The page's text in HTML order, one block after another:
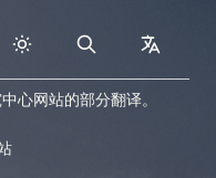
Search
心网站的部分翻译。